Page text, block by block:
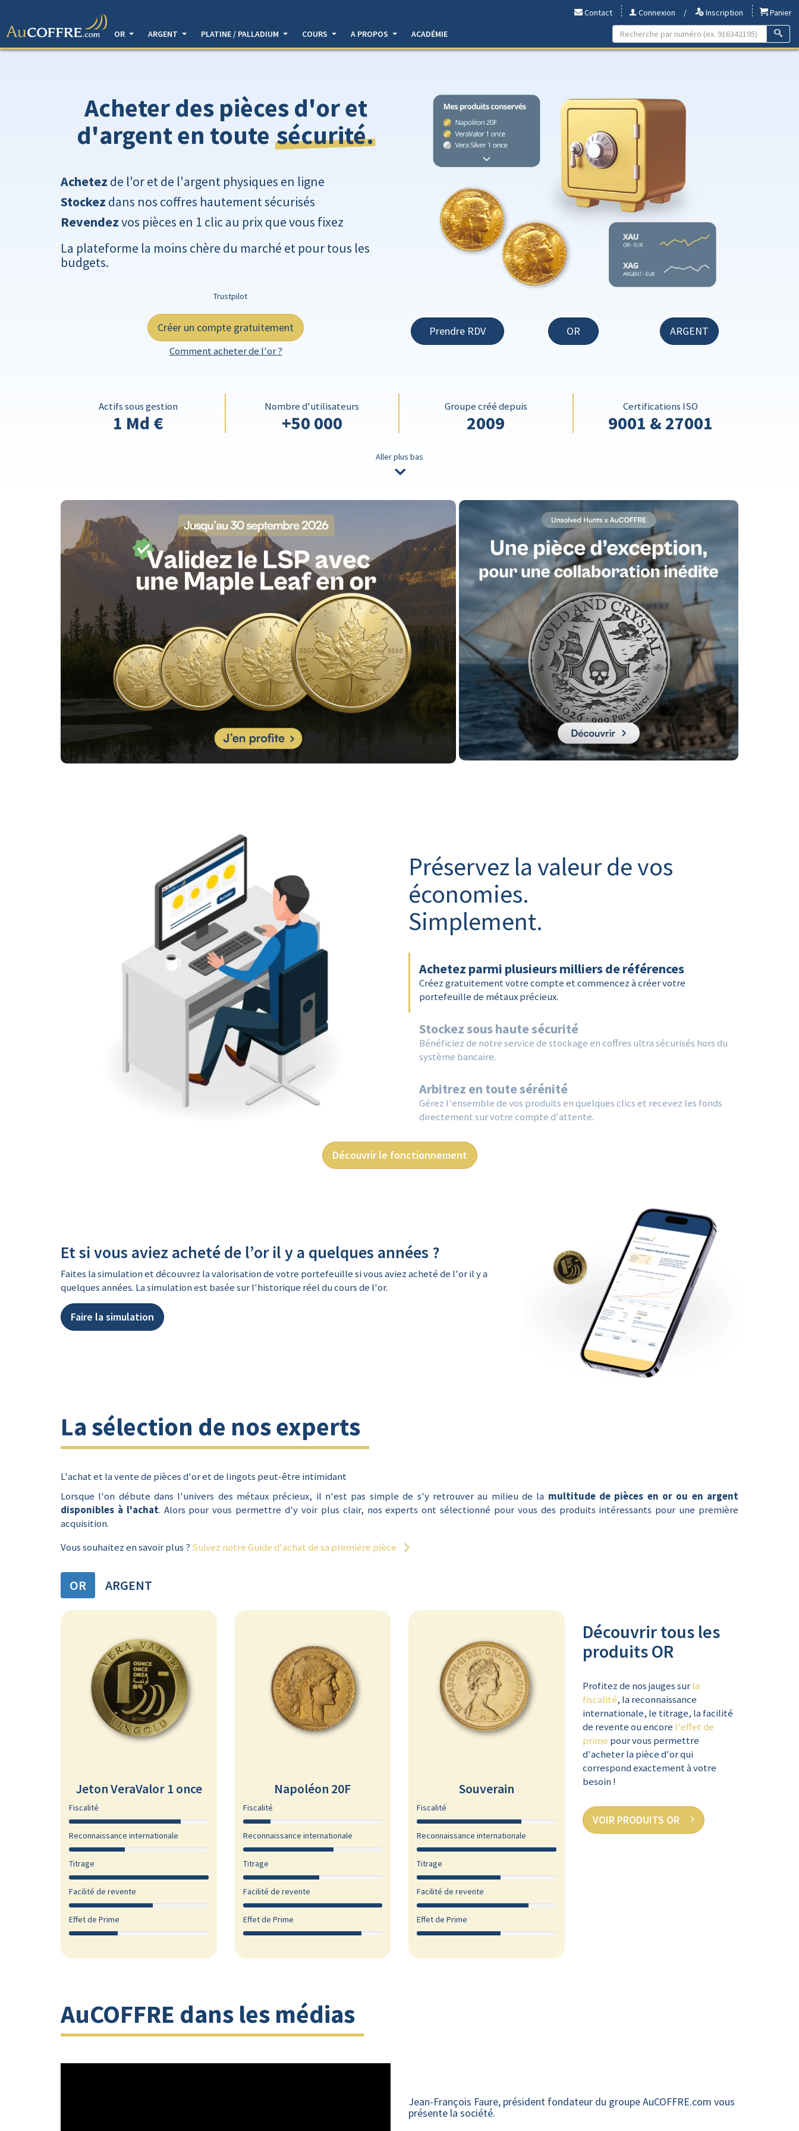
Contact Connexion / Inscription
Panier
OR
ARGENT PLATINE / PALLADIUM COURS A PROPOS ACADÉMIE
Acheter des pièces d'or et
d'argent en toute sécurité.
Achetez de l'or et de l'argent physiques en ligne
Stockez dans nos coffres hautement sécurisés
Revendezvos pièces en 1 clic au prix que vous fixez
La plateforme la moins chère du marché et pour tous les
budgets.
Trustpilot
Créer un compte gratuitement
Comment acheter de l'or ?
Prendre RDV OR ARGENT
Actifs sous gestion
1 Md €
Nombre d'utilisateurs
+50 000
Groupe créé depuis
2009
Certifications ISO
9001 & 27001
Aller plus bas
Préservez la valeur de vos
économies.
Simplement.
Achetez parmi plusieurs milliers de références
Créez gratuitement votre compte et commencez à créer votre
portefeuille de métaux précieux.
Stockez sous haute sécurité
Bénéficiez de notre service de stockage en coffres ultra sécurisés hors du
système bancaire.
Arbitrez en toute sérénité
Gérez l'ensemble de vos produits en quelques clics et recevez les fonds
directement sur votre compte d'attente.
Découvrir le fonctionnement
Et si vous aviez acheté de l’or il y a quelques années ?
Faites la simulation et découvrez la valorisation de votre portefeuille si vous aviez acheté de l'or il y a
quelques années. La simulation est basée sur l'historique réel du cours de l'or.
Faire la simulation
La sélection de nos experts
L'achat et la vente de pièces d'or et de lingots peut-être intimidant
Lorsque l'on débute dans l'univers des métaux précieux, il n'est pas simple de s'y retrouver au milieu de la multitude de pièces en or ou en argent
disponibles à l'achat. Alors pour vous permettre d'y voir plus clair, nos experts ont sélectionné pour vous des produits intéressants pour une première
acquisition.
Vous souhaitez en savoir plus ? Suivez notre Guide d'achat de sa première pièce
OR ARGENT
Jeton VeraValor 1 once
Fiscalité
Reconnaissance internationale
Titrage
Facilité de revente
Effet de Prime
Napoléon 20F
Fiscalité
Reconnaissance internationale
Titrage
Facilité de revente
Effet de Prime
Souverain
Fiscalité
Reconnaissance internationale
Titrage
Facilité de revente
Effet de Prime
Découvrir tous les
produits OR
Profitez de nos jauges surla
fiscalité, la reconnaissance
internationale, le titrage, la facilité
de revente ou encore l'effet de
prime pour vous permettre
d'acheter la pièce d'or qui
correspond exactement à votre
besoin !
VOIR PRODUITS OR
AuCOFFRE dans les médias
Jean-François Faure, président fondateur du groupe AuCOFFRE.com vous
présente la société.